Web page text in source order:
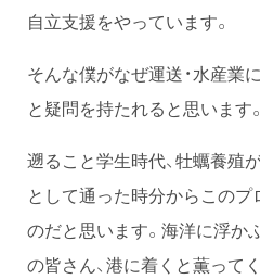
自立支援をやっています。
そんな僕がなぜ運送・水産業
と疑問を持たれると思います。
遡ること学生時代、牡蠣養殖
として通った時分からこの
のだと思います。海洋に浮か
の皆さん、港に着くと薫って